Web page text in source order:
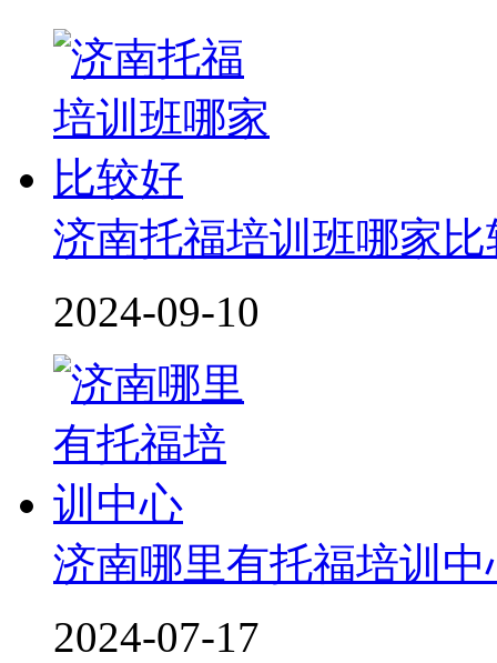
济南托福培训班哪家比
2024-09-10
济南哪里有托福培训中
2024-07-17